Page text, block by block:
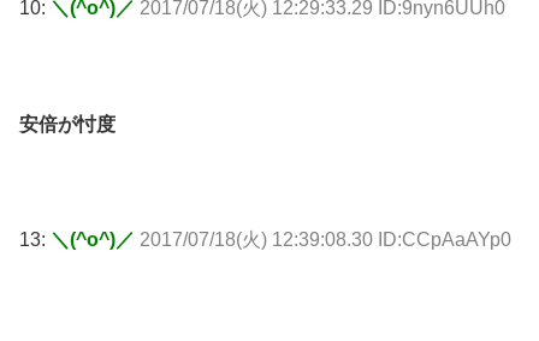
10: ＼(^o^)／ 2017/07/18(火) 12:29:33.29 ID:9nyn6UUh0
安倍が忖度
13: ＼(^o^)／ 2017/07/18(火) 12:39:08.30 ID:CCpAaAYp0